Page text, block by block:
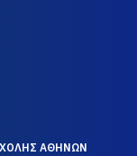
ΑΘΗΝΩΝ